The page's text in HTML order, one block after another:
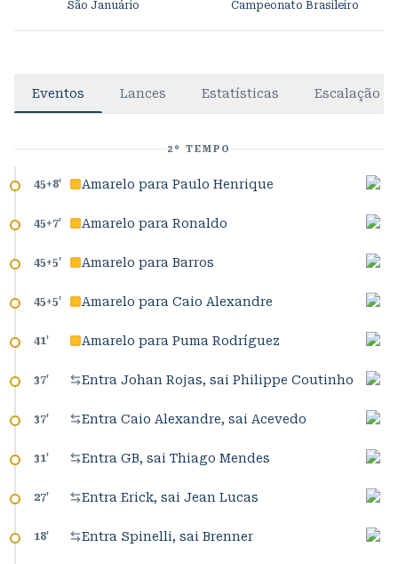
São Januário Campeonato Brasileiro
Eventos Lances Estatísticas Escalação
2º TEMPO
45+8' Amarelo para Paulo Henrique
45+7' Amarelo para Ronaldo
45+5' Amarelo para Barros
45+5' Amarelo para Caio Alexandre
41' Amarelo para Puma Rodríguez
37' Entra Johan Rojas, sai Philippe Coutinho
37' Entra Caio Alexandre, sai Acevedo
31' Entra GB, sai Thiago Mendes
27' Entra Erick, sai Jean Lucas
18' Entra Spinelli, sai Brenner